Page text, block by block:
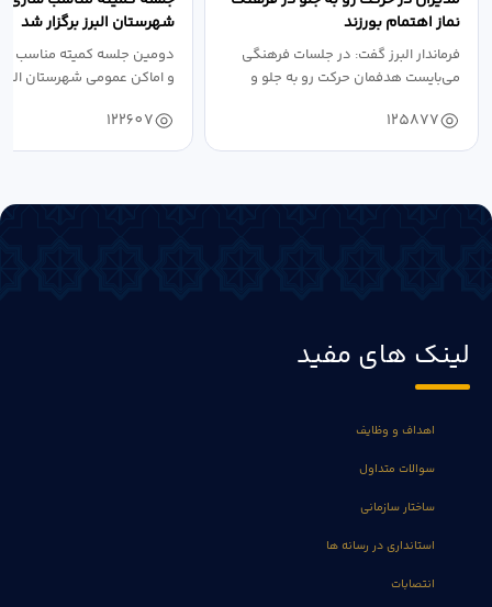
نماز اهتمام بورزند
فرماندار البرز گفت: در جلسات فرهنگی
می‌بایست هدفمان حرکت رو به جلو و
125877
شهرستان البرز برگزار شد
دومین جلسه کمیته مناسب
و اماکن عمومی شهرستان
122607
لینک های مفید
اهداف و وظایف
سوالات متداول
ساختار سازمانی
استانداری در رسانه ها
انتصابات